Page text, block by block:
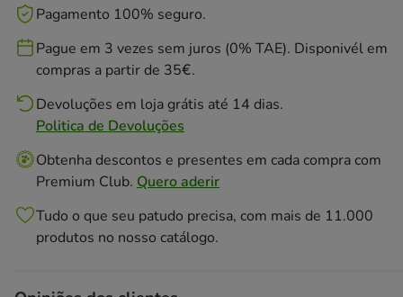
Pagamento 100% seguro.
Pague em 3 vezes sem juros (0% TAE). Disponivél em
compras a partir de 35€.
Devoluções em loja grátis até 14 dias.
Politica de Devoluções
Obtenha descontos e presentes em cada compra com
Premium Club. Quero aderir
Tudo o que seu patudo precisa, com mais de 11.000
produtos no nosso catálogo.